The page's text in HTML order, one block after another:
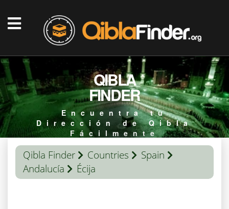
QIBLA
FINDER
Encuentra tu
Dirección de Qibla
Fácilmente
Qibla Finder Countries
Spain
Andalucía
Écija